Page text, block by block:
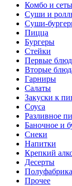
Комбо и сеты
Суши и
Суши-
Пицца
Бургеры
Стейки
Первые
Вторые
Гарниры
Салаты
Закуски к
Соуса
Разливное
Баночное и
Снеки
Напитки
Крепкий
Десерты
Прочее